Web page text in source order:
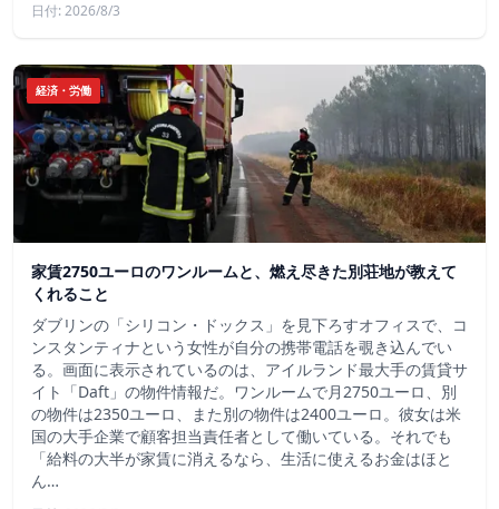
日付: 2026/8/3
経済・労働
家賃2750ユーロのワンルームと、燃え尽きた別荘地が教えて
くれること
ダブリンの「シリコン・ドックス」を見下ろすオフィスで、コ
ンスタンティナという女性が自分の携帯電話を覗き込んでい
る。画面に表示されているのは、アイルランド最大手の賃貸サ
イト「Daft」の物件情報だ。ワンルームで月2750ユーロ、別
の物件は2350ユーロ、また別の物件は2400ユーロ。彼女は米
国の大手企業で顧客担当責任者として働いている。それでも
「給料の大半が家賃に消えるなら、生活に使えるお金はほと
ん…